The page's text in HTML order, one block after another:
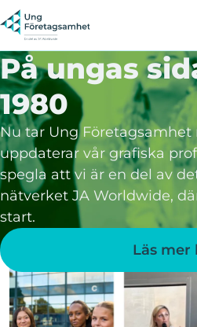
Hoppa
till
huvudinnehåll
På ungas
1980
Nu tar Ung Företagsamhet
uppdaterar vår grafiska
spegla att vi är en del av
nätverket JA Worldwide,
start.
Läs mer